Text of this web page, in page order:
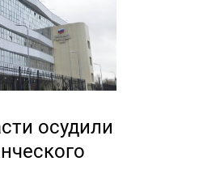
осудили